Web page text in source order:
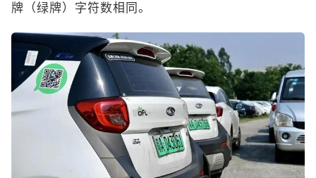
牌（绿牌）字符数相同。